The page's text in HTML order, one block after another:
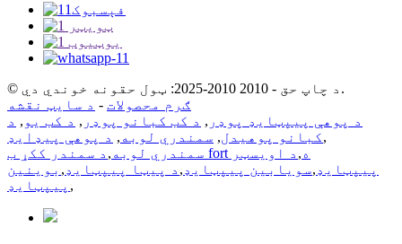
© د چاپ حق - 2010 2010-2025: ټول حقونه خوندي دي.
ګرم محصولات - د سایټ نقشه
د پوهې پیپټایډ پوډر , د کب کبانو پوډر , د کب یو , د
کبانو پوهیدل, سمندري لوبه , د پوهې پیډایډ
,
سمندري لوبه , د سمندر ککړ ب fort ه , د اویسټر
پیپټایډ,سویابین پیپټایډ, د پیټا پیپټایډ, بوینین
پیپټایډ ,